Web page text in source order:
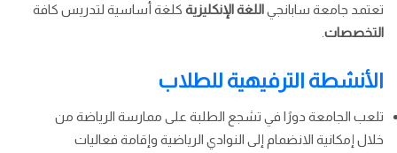
تعتمد جامعة سابانجياللغة الإنكليزية كلغة أساسية لتدريس كافة
التخصصات
الأنشطة الترفيهية للطلاب
تلعب الجامعة دورًا في تشجع الطلبة على ممارسة الرياضة من
خلال إمكانية الانضمام إلى النوادي الرياضية وإقامة فعاليات